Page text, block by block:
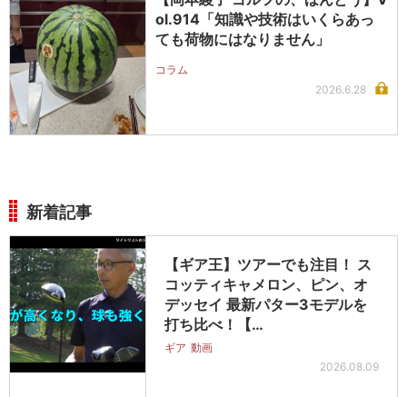
ol.914「知識や技術はいくらあっ
ても荷物にはなりません」
コラム
2026.6.28
新着記事
【ギア王】ツアーでも注目！ ス
コッティキャメロン、ピン、オ
デッセイ 最新パター3モデルを
打ち比べ！【…
ギア 動画
2026.08.09